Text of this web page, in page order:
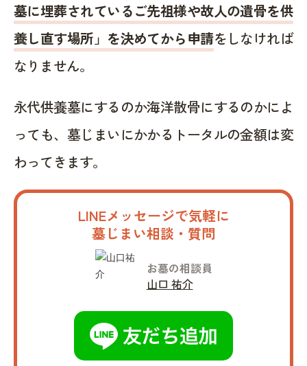
墓に埋葬されているご先祖様や故人の遺骨を供
養し直す場所」を決めてから申請をしなければ
なりません。
永代供養墓にするのか海洋散骨にするのかによ
っても、墓じまいにかかるトータルの金額は変
わってきます。
LINEメッセージで気軽に
墓じまい相談・質問
お墓の相談員
山口 祐介